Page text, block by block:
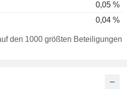
0,05 %
0,04 %
0,02 %
den 1000 größten Beteiligungen